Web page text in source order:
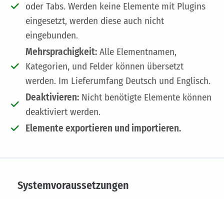
oder Tabs. Werden keine Elemente mit Plugins
eingesetzt, werden diese auch nicht
eingebunden.
Mehrsprachigkeit:Alle Elementnamen,
Kategorien, und Felder können übersetzt
werden. Im Lieferumfang Deutsch und Englisch.
Deaktivieren:Nicht benötigte Elemente können
deaktiviert werden.
Elemente exportieren und importieren.
Systemvoraussetzungen